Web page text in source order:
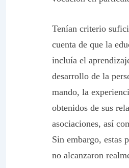
Tenían criterio
cuenta de que la
incluía el
desarrollo de la
mando, la
obtenidos de sus
asociaciones, así
Sin embargo, estas
no alcanzaron